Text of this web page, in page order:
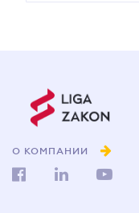
О КОМПАНИИ